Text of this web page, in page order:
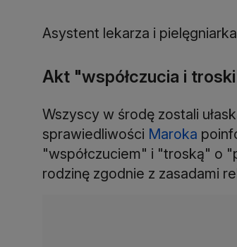
Asystent lekarza i
Akt "współczucia i
Wszyscy w środę zostali
sprawiedliwości Maroka
"współczuciem" i "troską" o
rodzinę zgodnie z zasadami